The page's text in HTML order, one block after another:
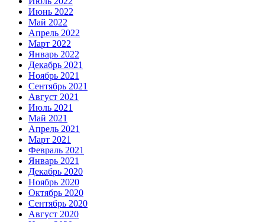
Июнь 2022
Май 2022
Апрель 2022
Март 2022
Январь 2022
Декабрь 2021
Ноябрь 2021
Сентябрь 2021
Август 2021
Июль 2021
Май 2021
Апрель 2021
Март 2021
Февраль 2021
Январь 2021
Декабрь 2020
Ноябрь 2020
Октябрь 2020
Сентябрь 2020
Август 2020